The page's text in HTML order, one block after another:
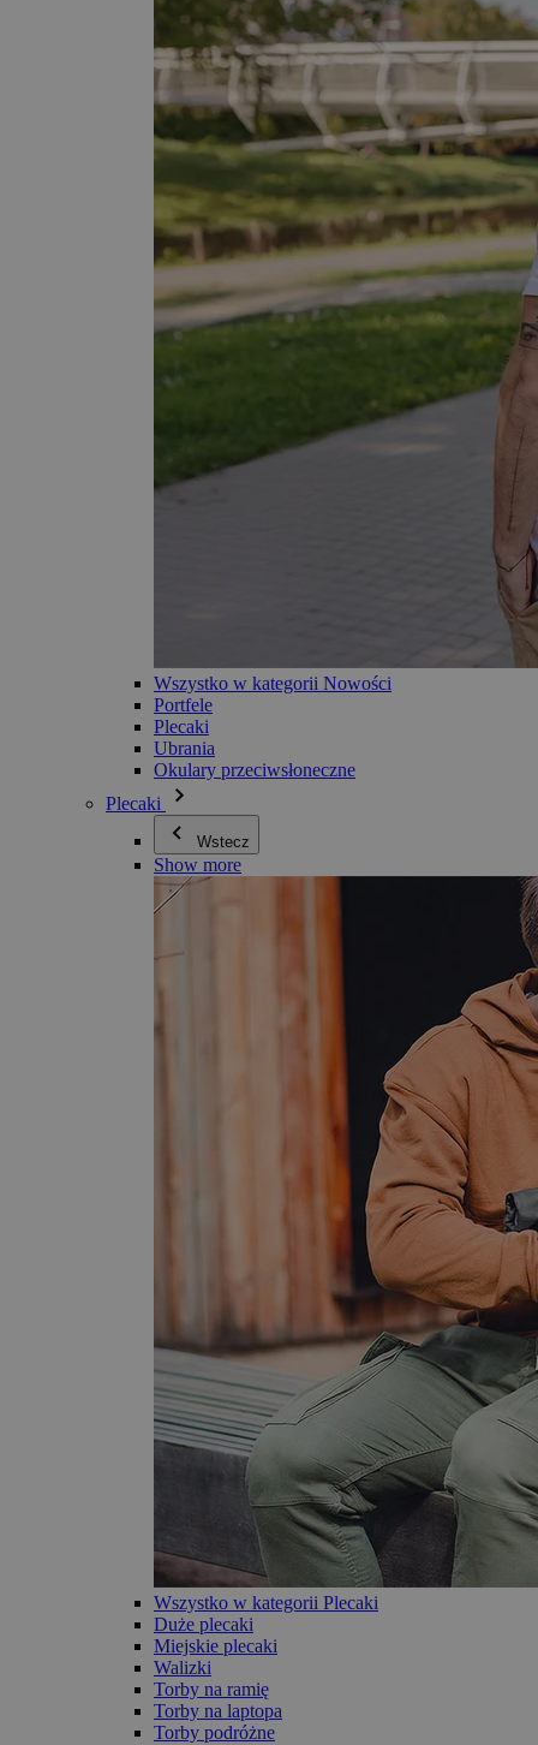
Wszystko w kategorii Nowości
Portfele
Plecaki
Ubrania
Okulary przeciwsłoneczne
Plecaki
Wstecz
Show more
Wszystko w kategorii Plecaki
Duże plecaki
Miejskie plecaki
Walizki
Torby na ramię
Torby na laptopa
Torby podróżne